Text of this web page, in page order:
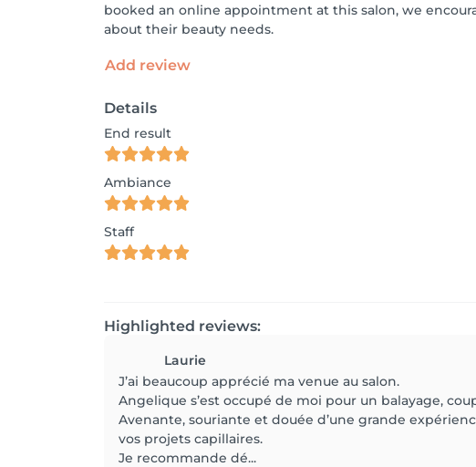
booked an online appointment at this salon, we
about their beauty needs.
Add review
Details
End result
Ambiance
Staff
Highlighted reviews:
Laurie
J’ai beaucoup apprécié ma venue au salon.
Angelique s’est occupé de moi pour un balayage,
Avenante, souriante et douée d’une grande
vos projets capillaires.
Je recommande dé...